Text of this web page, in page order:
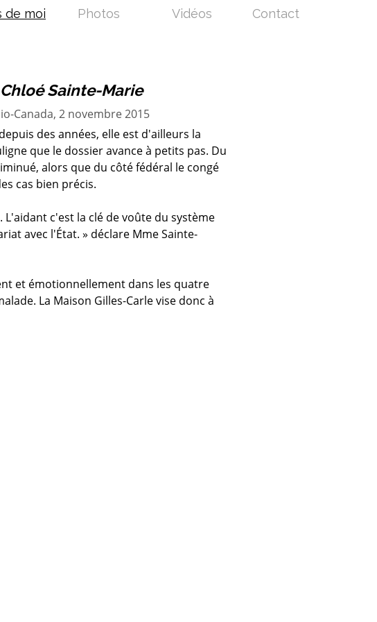
Sainte-Marie
Canada, 2 novembre 2015
des années, elle est d'ailleurs la
que le dossier avance à petits pas. Du
alors que du côté fédéral le congé
cas bien précis.
c'est la clé de voûte du système
avec l'État. » déclare Mme Sainte-
et émotionnellement dans les quatre
La Maison Gilles-Carle vise donc à
de moi Photos Vidéos Contact